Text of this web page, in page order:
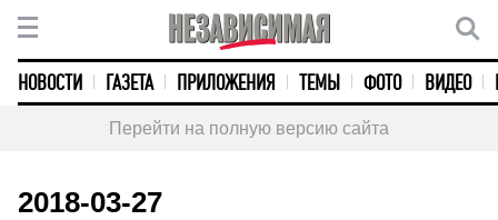
НОВОСТИ ГАЗЕТА ПРИЛОЖЕНИЯ ТЕМЫ ФОТО ВИДЕО
Перейти на полную версию сайта
2018-03-27